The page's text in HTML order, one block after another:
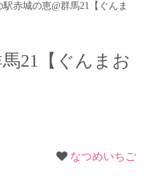
駅赤城の恵@群馬21【ぐんま
21【ぐんまお
なつめいちご